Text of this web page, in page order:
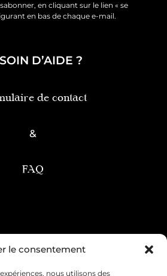
le consentement
nous utilisons des
en cliquant sur le lien « se
en bas de chaque e-mail.
D’AIDE ?
de contact
&
FAQ
générale de vente